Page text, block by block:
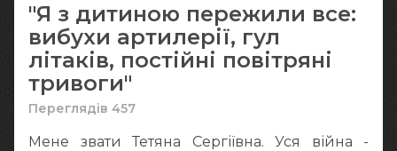
"Я з дитиною пережили все:
вибухи артилерії, гул
літаків, постійні повітряні
тривоги"
Переглядів 457
Мене звати Тетяна Сергіївна. Уся війна -